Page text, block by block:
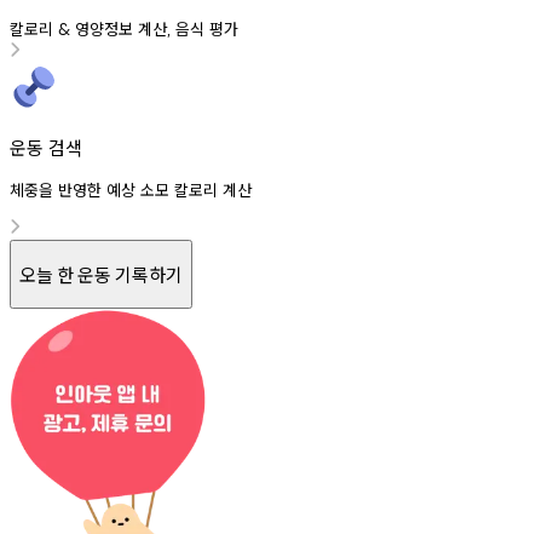
칼로리 & 영양정보 계산, 음식 평가
운동 검색
체중을 반영한 예상 소모 칼로리 계산
오늘 한 운동 기록하기